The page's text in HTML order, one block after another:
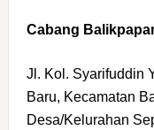
Cabang
Jl. Kol. Syarifuddin
Baru, Kecamatan
Desa/Kelurahan